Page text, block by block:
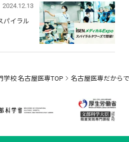
2024.12.13
パイラル
学校 名古屋医専TOP 名古屋医専だから